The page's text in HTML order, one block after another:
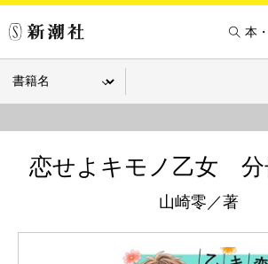
本
恋せよキモノ乙女 分
山崎零／著